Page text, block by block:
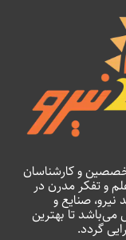
و کارشناسان
و تفکر مدرن در
صنایع و
می‌باشد تا بهترین
گردد.